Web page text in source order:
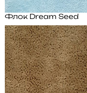
Флок Dream Seed